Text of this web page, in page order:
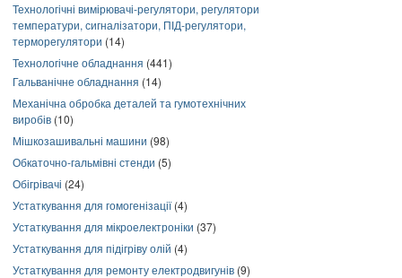
Технологічні вимірювачі-регулятори, регулятори
температури, сигналізатори, ПІД-регулятори,
терморегулятори (14)
Технологічне обладнання (441)
Гальванічне обладнання (14)
Механічна обробка деталей та гумотехнічних
виробів (10)
Мішкозашивальні машини (98)
Обкаточно-гальмівні стенди (5)
Обігрівачі (24)
Устаткування для гомогенізації(4)
Устаткування для мікроелектроніки (37)
Устаткування для підігріву олій (4)
Устаткування для ремонту електродвигунів (9)